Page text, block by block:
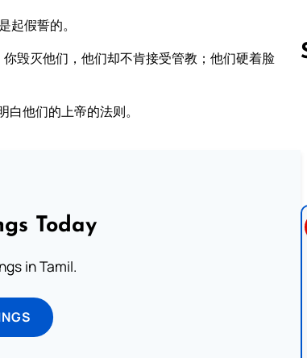
起假誓的。
毁灭他们，他们却不肯接受管教；他们硬着脸
他们的上帝的法则。
Today
in Tamil.